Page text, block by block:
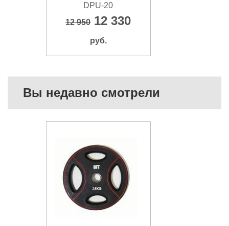
DPU-20
12 95012 330
руб.
Вы недавно смотрели